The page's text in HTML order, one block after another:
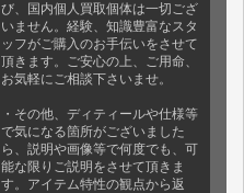
び、国内個人買取個体は一切ござ
いません。経験、知識豊富なスタ
ッフがご購入のお手伝いをさせて
頂きます。ご安心の上、ご用命、
お気軽にご相談下さいませ。
・その他、ディティールや仕様等
で気になる箇所がございました
ら、説明や画像等で何度でも、可
能な限りご説明をさせて頂きま
す。アイテム特性の観点から返